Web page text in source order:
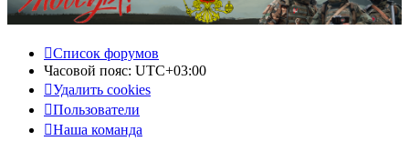
Список форумов
Часовой пояс: UTC+03:00
Удалить cookies
Пользователи
Наша команда